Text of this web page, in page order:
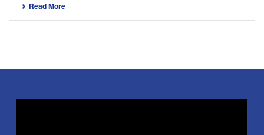
Read More